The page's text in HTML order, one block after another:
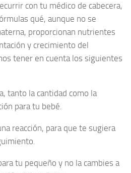
con tu médico de cabecera,
qué, aunque no se
proporcionan nutrientes
y crecimiento del
tener en cuenta los siguientes
tanto la cantidad como la
para tu bebé.
reacción, para que te sugiera
tu pequeño y no la cambies a